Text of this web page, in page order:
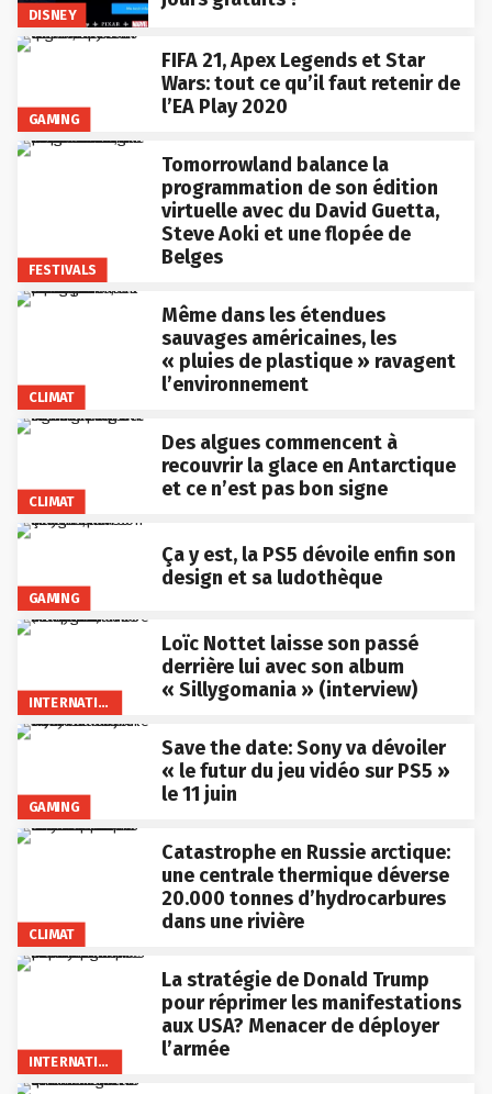
DISNEY
GAMING
FIFA 21, Apex Legends et Star
Wars: tout ce qu’il faut retenir de
l’EA Play 2020
FESTIVALS
Tomorrowland balance la
programmation de son édition
virtuelle avec du David Guetta,
Steve Aoki et une flopée de
Belges
CLIMAT
Même dans les étendues
sauvages américaines, les
« pluies de plastique » ravagent
l’environnement
CLIMAT
Des algues commencent à
recouvrir la glace en Antarctique
et ce n’est pas bon signe
GAMING
Ça y est, la PS5 dévoile enfin son
design et sa ludothèque
INTERNATIONAL
Loïc Nottet laisse son passé
derrière lui avec son album
« Sillygomania » (interview)
GAMING
Save the date: Sony va dévoiler
« le futur du jeu vidéo sur PS5 »
le 11 juin
CLIMAT
Catastrophe en Russie arctique:
une centrale thermique déverse
20.000 tonnes d’hydrocarbures
dans une rivière
INTERNATIONAL
La stratégie de Donald Trump
pour réprimer les manifestations
aux USA? Menacer de déployer
l’armée